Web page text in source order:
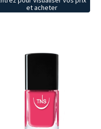
et acheter